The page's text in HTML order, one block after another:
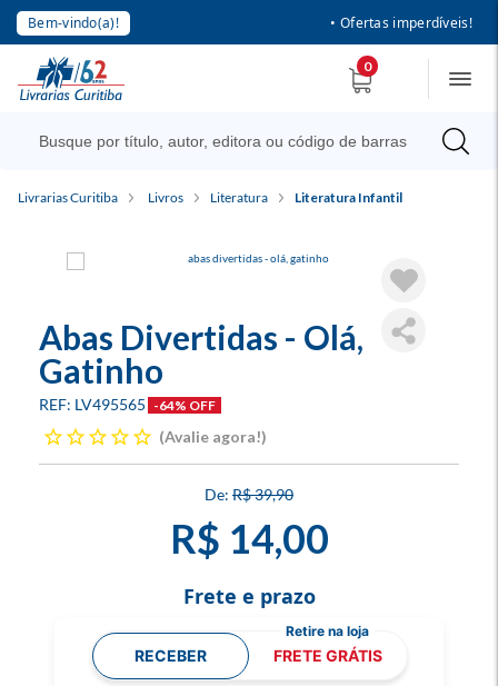
Bem-vindo(a)! • Ofertas imperdíveis!
0
Livrarias Curitiba Livros Literatura Literatura Infantil
Abas Divertidas - Olá,
Gatinho
LV495565 -64% OFF
Avalie agora!
R$ 39,90
R$ 14,00
Frete e prazo
RECEBER FRETE GRÁTIS